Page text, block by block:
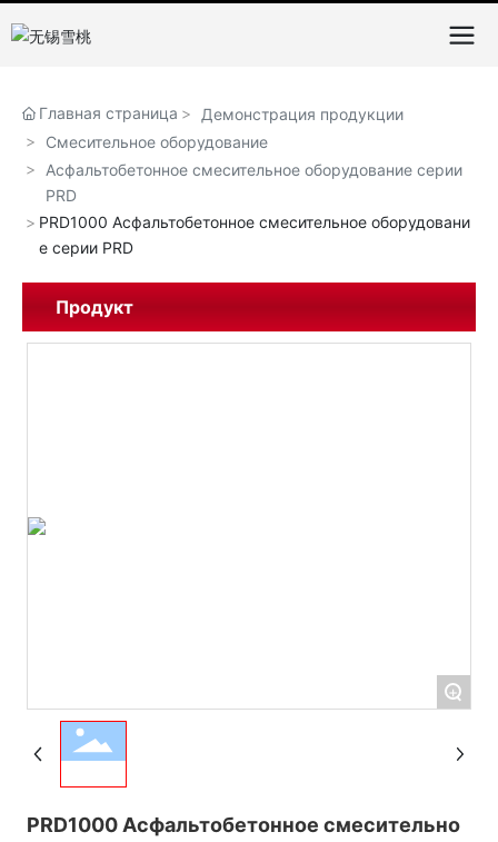
Главная страница
Демонстрация продукции
Смесительное оборудование
Асфальтобетонное смесительное оборудование серии
PRD
PRD1000 Асфальтобетонное смесительное оборудовани
е серии PRD
Продукт
+
PRD1000 Асфальтобетонное смесительно